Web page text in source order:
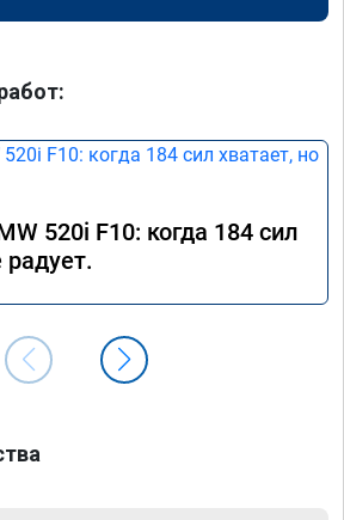
520i F10: когда 184 сил
радует.